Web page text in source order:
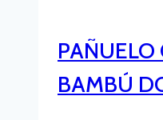
PAÑUELO
BAMBÚ